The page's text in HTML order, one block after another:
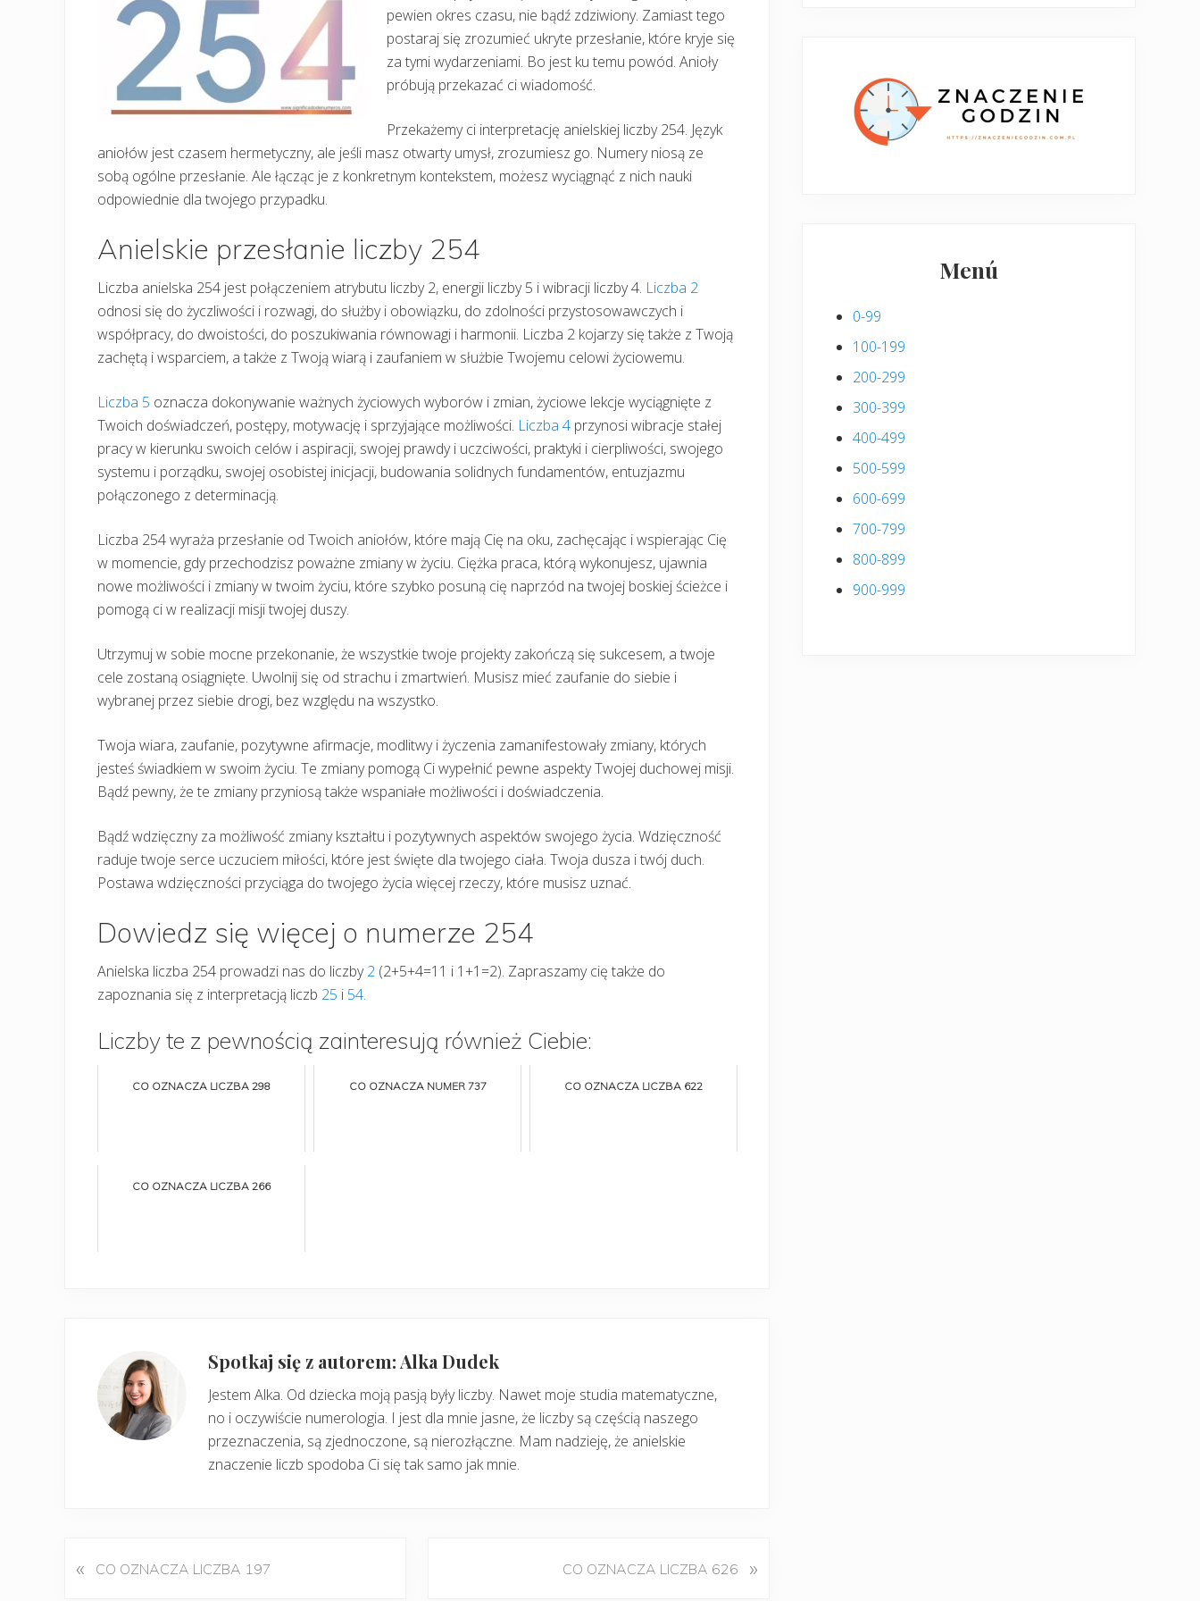
pewien okres czasu, nie bądź zdziwiony. Zamiast tego
postaraj się zrozumieć ukryte przesłanie, które kryje się
za tymi wydarzeniami. Bo jest ku temu powód. Anioły
próbują przekazać ci wiadomość.
Przekażemy ci interpretację anielskiej liczby 254. Język
aniołów jest czasem hermetyczny, ale jeśli masz otwarty umysł, zrozumiesz go. Numery niosą ze
sobą ogólne przesłanie. Ale łącząc je z konkretnym kontekstem, możesz wyciągnąć z nich nauki
odpowiednie dla twojego przypadku.
Anielskie przesłanie liczby 254
Liczba anielska 254 jest połączeniem atrybutu liczby 2, energii liczby 5 i wibracji liczby 4. Liczba 2
odnosi się do życzliwości i rozwagi, do służby i obowiązku, do zdolności przystosowawczych i
współpracy, do dwoistości, do poszukiwania równowagi i harmonii. Liczba 2 kojarzy się także z Twoją
zachętą i wsparciem, a także z Twoją wiarą i zaufaniem w służbie Twojemu celowi życiowemu.
Liczba 5 oznacza dokonywanie ważnych życiowych wyborów i zmian, życiowe lekcje wyciągnięte z
Twoich doświadczeń, postępy, motywację i sprzyjające możliwości. Liczba 4 przynosi wibracje stałej
pracy w kierunku swoich celów i aspiracji, swojej prawdy i uczciwości, praktyki i cierpliwości, swojego
systemu i porządku, swojej osobistej inicjacji, budowania solidnych fundamentów, entuzjazmu
połączonego z determinacją.
Liczba 254 wyraża przesłanie od Twoich aniołów, które mają Cię na oku, zachęcając i wspierając Cię
w momencie, gdy przechodzisz poważne zmiany w życiu. Ciężka praca, którą wykonujesz, ujawnia
nowe możliwości i zmiany w twoim życiu, które szybko posuną cię naprzód na twojej boskiej ścieżce i
pomogą ci w realizacji misji twojej duszy.
Utrzymuj w sobie mocne przekonanie, że wszystkie twoje projekty zakończą się sukcesem, a twoje
cele zostaną osiągnięte. Uwolnij się od strachu i zmartwień. Musisz mieć zaufanie do siebie i
wybranej przez siebie drogi, bez względu na wszystko.
Twoja wiara, zaufanie, pozytywne afirmacje, modlitwy i życzenia zamanifestowały zmiany, których
jesteś świadkiem w swoim życiu. Te zmiany pomogą Ci wypełnić pewne aspekty Twojej duchowej misji.
Bądź pewny, że te zmiany przyniosą także wspaniałe możliwości i doświadczenia.
Bądź wdzięczny za możliwość zmiany kształtu i pozytywnych aspektów swojego życia. Wdzięczność
raduje twoje serce uczuciem miłości, które jest święte dla twojego ciała. Twoja dusza i twój duch.
Postawa wdzięczności przyciąga do twojego życia więcej rzeczy, które musisz uznać.
Dowiedz się więcej o numerze 254
Anielska liczba 254 prowadzi nas do liczby2 (2+5+4=11 i 1+1=2). Zapraszamy cię także do
zapoznania się z interpretacją liczb 25 i 54.
Liczby te z pewnością zainteresują również Ciebie:
CO OZNACZA LICZBA 298 CO OZNACZA NUMER 737 CO OZNACZA LICZBA 622
CO OZNACZA LICZBA 266
Spotkaj się z autorem: Alka Dudek
Jestem Alka. Od dziecka moją pasją były liczby. Nawet moje studia matematyczne,
no i oczywiście numerologia. I jest dla mnie jasne, że liczby są częścią naszego
przeznaczenia, są zjednoczone, są nierozłączne. Mam nadzieję, że anielskie
znaczenie liczb spodoba Ci się tak samo jak mnie.
P
« CO OZNACZA LICZBA 197 CO OZNACZA LICZBA 626 »
Menú
0-99
100-199
200-299
300-399
400-499
500-599
600-699
700-799
800-899
900-999